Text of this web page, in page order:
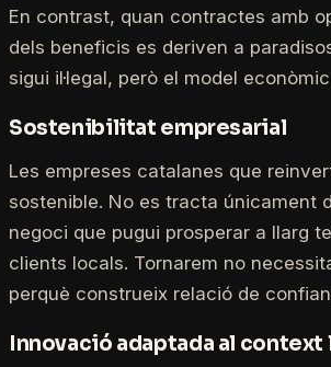
En contrast, quan contractes amb
dels beneficis es deriven a
sigui il·legal, però el model
Sostenibilitat empresarial
Les empreses catalanes que
sostenible. No es tracta únicament
negoci que pugui prosperar a llarg
clients locals. Tornarem no
perquè construeix relació de
Innovació adaptada al context